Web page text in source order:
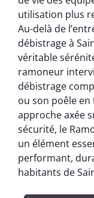
utilisation plus
Au-delà de
débistrage à
véritable
ramoneur
débistrage
ou son poêle
approche axée
sécurité, le
un élément
performant,
habitants de